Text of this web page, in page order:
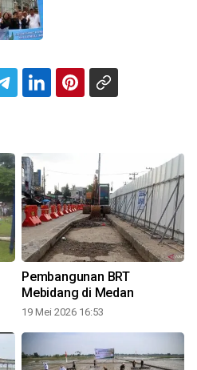
Pembangunan BRT
Mebidang di Medan
19 Mei 2026 16:53